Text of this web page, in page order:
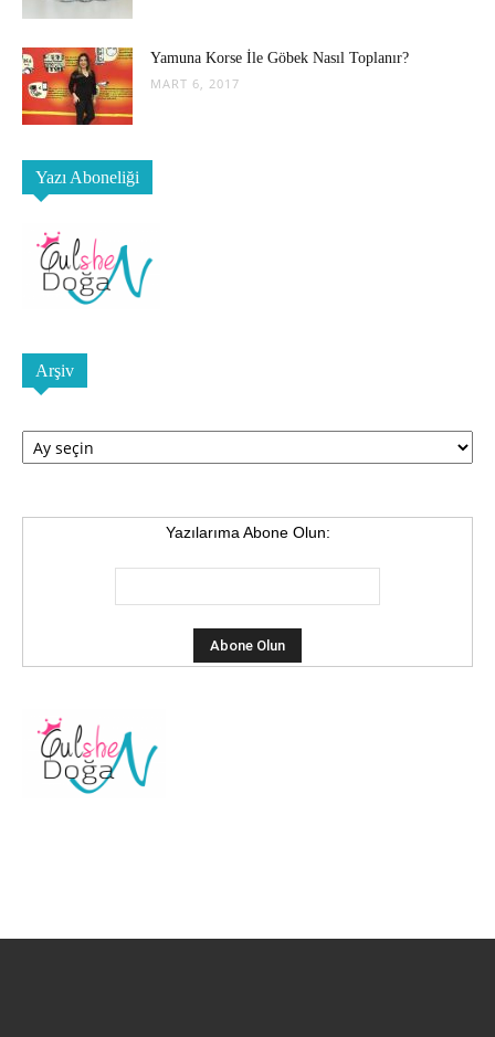
Yamuna Korse İle Göbek Nasıl Toplanır?
MART 6, 2017
Yazı Aboneliği
Arşiv
Arşiv
Yazılarıma Abone Olun: